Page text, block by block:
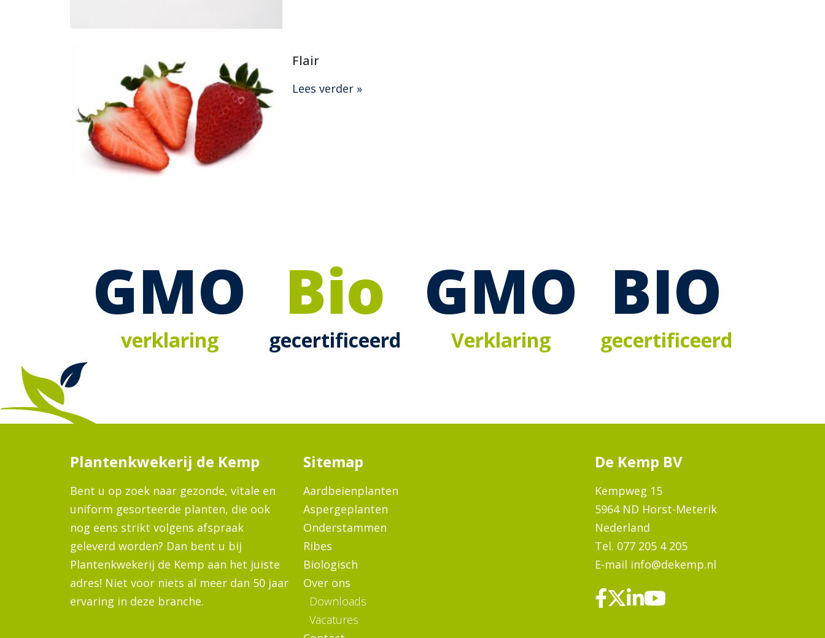
Flair
Lees verder »
GMO
verklaring
Bio
gecertificeerd
GMO
Verklaring
BIO
gecertificeerd
Plantenkwekerij de Kemp
Bent u op zoek naar gezonde, vitale en
uniform gesorteerde planten, die ook
nog eens strikt volgens afspraak
geleverd worden? Dan bent u bij
Plantenkwekerij de Kemp aan het juiste
adres! Niet voor niets al meer dan 50 jaar
ervaring in deze branche.
Sitemap
Aardbeienplanten
Aspergeplanten
Onderstammen
Ribes
Biologisch
Over ons
Downloads
Vacatures
De Kemp BV
Kempweg 15
5964 ND Horst-Meterik
Nederland
Tel. 077 205 4 205
E-mail info@dekemp.nl